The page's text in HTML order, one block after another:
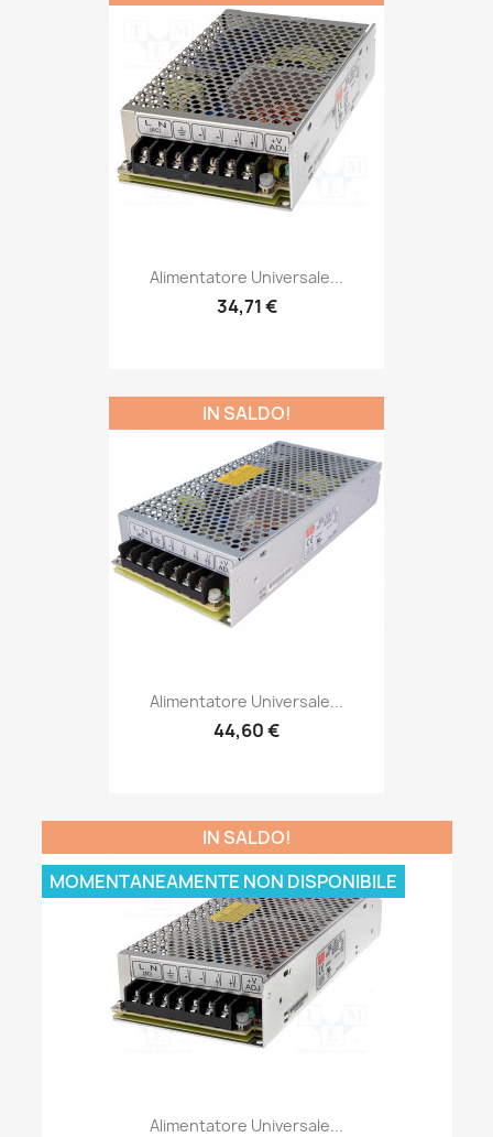
Alimentatore Universale...
34,71 €
Alimentatore Universale...
44,60 €
IN SALDO!
Alimentatore Universale...
IN SALDO!
MOMENTANEAMENTE NON DISPONIBILE